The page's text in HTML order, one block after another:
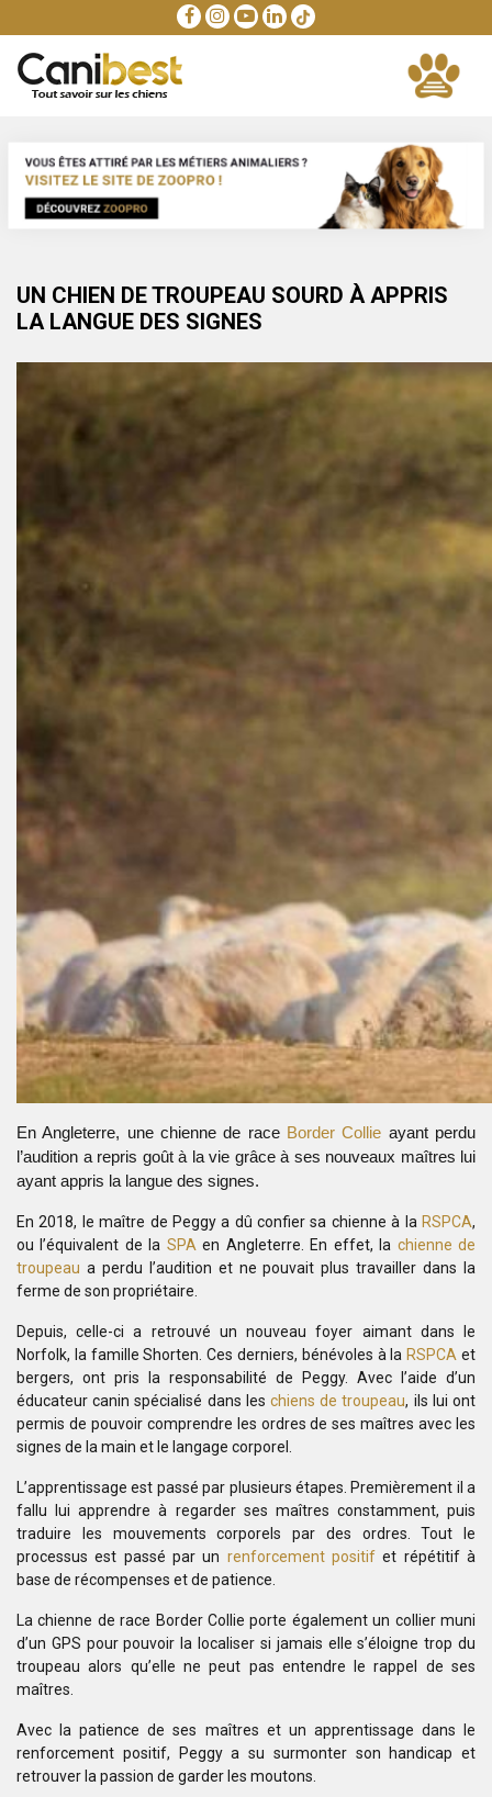
UN CHIEN DE TROUPEAU SOURD À APPRIS
LA LANGUE DES SIGNES
En Angleterre, une chienne de race Border Collie ayant perdu
l’audition a repris goût à la vie grâce à ses nouveaux maîtres lui
ayant appris la langue des signes.
En 2018, le maître de Peggy a dû confier sa chienne à la RSPCA,
ou l’équivalent de la SPA en Angleterre. En effet, la chienne de
troupeau a perdu l’audition et ne pouvait plus travailler dans la
ferme de son propriétaire.
Depuis, celle-ci a retrouvé un nouveau foyer aimant dans le
Norfolk, la famille Shorten. Ces derniers, bénévoles à la RSPCA et
bergers, ont pris la responsabilité de Peggy. Avec l’aide d’un
éducateur canin spécialisé dans les chiens de troupeau, ils lui ont
permis de pouvoir comprendre les ordres de ses maîtres avec les
signes de la main et le langage corporel.
L’apprentissage est passé par plusieurs étapes. Premièrement il a
fallu lui apprendre à regarder ses maîtres constamment, puis
traduire les mouvements corporels par des ordres. Tout le
processus est passé par un renforcement positif et répétitif à
base de récompenses et de patience.
La chienne de race Border Collie porte également un collier muni
d’un GPS pour pouvoir la localiser si jamais elle s’éloigne trop du
troupeau alors qu’elle ne peut pas entendre le rappel de ses
maîtres.
Avec la patience de ses maîtres et un apprentissage dans le
renforcement positif, Peggy a su surmonter son handicap et
retrouver la passion de garder les moutons.